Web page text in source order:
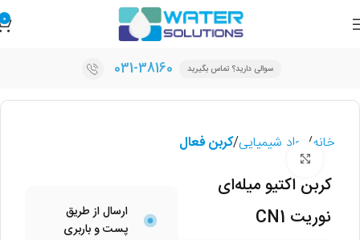
0
سوالی دارید؟ تماس بگیرید 031-38160
خانه مواد شیمیایی کربن فعال
ارسال از طریق
پست و باربری
کربن اکتیو میله‌ای
نوریت CN1